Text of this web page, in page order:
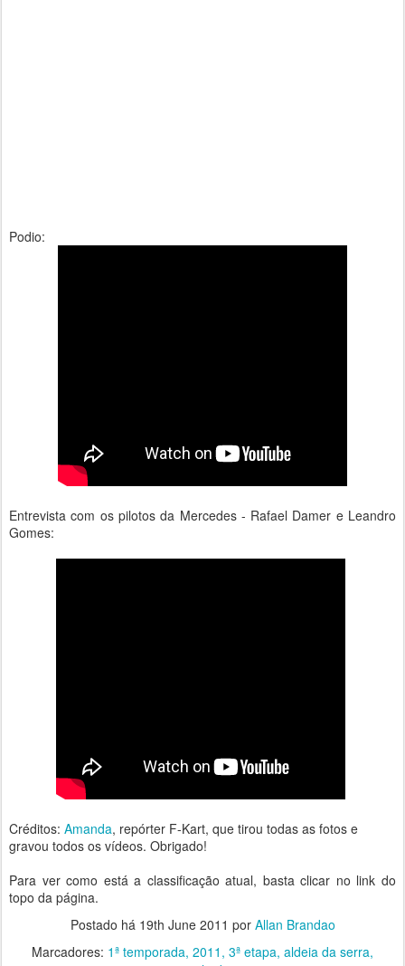
Podio:
Entrevista com os pilotos da Mercedes - Rafael Damer e Leandro
Gomes:
Créditos: Amanda, repórter F-Kart, que tirou todas as fotos e
gravou todos os vídeos. Obrigado!
Para ver como está a classificação atual, basta clicar no link do
topo da página.
Postado há 19th June 2011 por Allan Brandao
Marcadores: 1ª temporada 2011 3ª etapa aldeia da serra